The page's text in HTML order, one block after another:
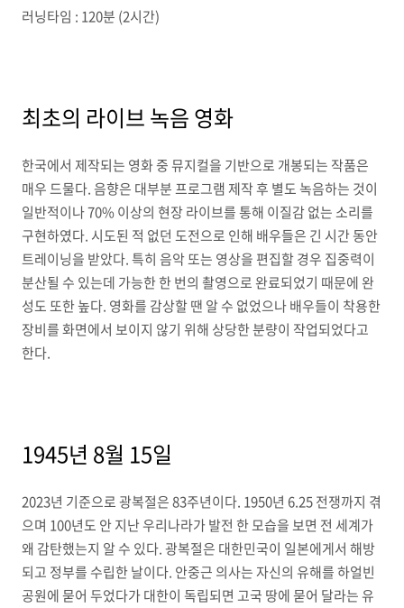
러닝타임 : 120분 (2시간)
최초의 라이브 녹음 영화
한국에서 제작되는 영화 중 뮤지컬을 기반으로 개봉되는 작품은
매우 드물다. 음향은 대부분 프로그램 제작 후 별도 녹음하는 것이
일반적이나 70% 이상의 현장 라이브를 통해 이질감 없는 소리를
구현하였다. 시도된 적 없던 도전으로 인해 배우들은 긴 시간 동안
트레이닝을 받았다. 특히 음악 또는 영상을 편집할 경우 집중력이
분산될 수 있는데 가능한 한 번의 촬영으로 완료되었기 때문에 완
성도 또한 높다. 영화를 감상할 땐 알 수 없었으나 배우들이 착용한
장비를 화면에서 보이지 않기 위해 상당한 분량이 작업되었다고
한다.
1945년 8월 15일
2023년 기준으로 광복절은 83주년이다. 1950년 6.25 전쟁까지 겪
으며 100년도 안 지난 우리나라가 발전 한 모습을 보면 전 세계가
왜 감탄했는지 알 수 있다. 광복절은 대한민국이 일본에게서 해방
되고 정부를 수립한 날이다. 안중근 의사는 자신의 유해를 하얼빈
공원에 묻어 두었다가 대한이 독립되면 고국 땅에 묻어 달라는 유